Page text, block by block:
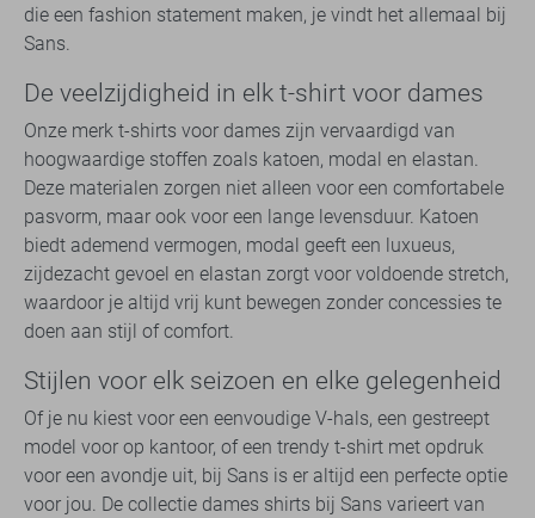
die een fashion statement maken, je vindt het allemaal bij
Sans.
De veelzijdigheid in elk t-shirt voor dames
Onze merk t-shirts voor dames zijn vervaardigd van
hoogwaardige stoffen zoals katoen, modal en elastan.
Deze materialen zorgen niet alleen voor een comfortabele
pasvorm, maar ook voor een lange levensduur. Katoen
biedt ademend vermogen, modal geeft een luxueus,
zijdezacht gevoel en elastan zorgt voor voldoende stretch,
waardoor je altijd vrij kunt bewegen zonder concessies te
doen aan stijl of comfort.
Stijlen voor elk seizoen en elke gelegenheid
Of je nu kiest voor een eenvoudige V-hals, een gestreept
model voor op kantoor, of een trendy t-shirt met opdruk
voor een avondje uit, bij Sans is er altijd een perfecte optie
voor jou. De collectie dames shirts bij Sans varieert van